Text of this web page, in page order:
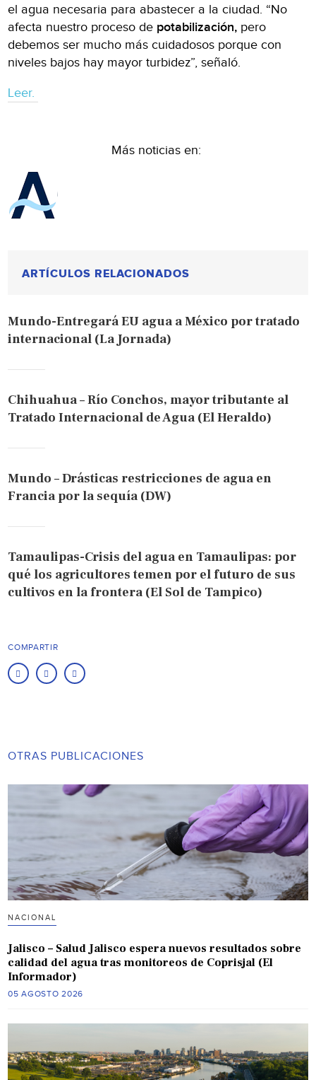
el agua necesaria para abastecer a la ciudad. “No
afecta nuestro proceso de potabilización, pero
debemos ser mucho más cuidadosos porque con
niveles bajos hay mayor turbidez”, señaló.
Leer.
Más noticias en:
ARTÍCULOS RELACIONADOS
Mundo-Entregará EU agua a México por tratado
internacional (La Jornada)
Chihuahua – Río Conchos, mayor tributante al
Tratado Internacional de Agua (El Heraldo)
Mundo – Drásticas restricciones de agua en
Francia por la sequía (DW)
Tamaulipas-Crisis del agua en Tamaulipas: por
qué los agricultores temen por el futuro de sus
cultivos en la frontera (El Sol de Tampico)
COMPARTIR
OTRAS PUBLICACIONES
NACIONAL
Jalisco – Salud Jalisco espera nuevos resultados sobre
calidad del agua tras monitoreos de Coprisjal (El
Informador)
05 AGOSTO 2026